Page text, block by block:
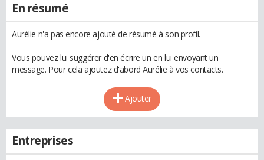
En résumé
Aurélie n'a pas encore ajouté de résumé à son profil.
Vous pouvez lui suggérer d'en écrire un en lui envoyant un
message. Pour cela ajoutez d'abord Aurélie à vos contacts.
Ajouter
Entreprises